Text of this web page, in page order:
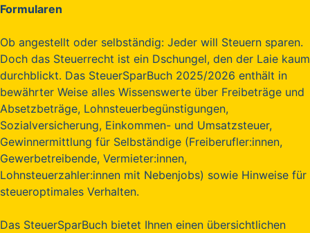
Formularen
Ob angestellt oder selbständig: Jeder will Steuern sparen.
Doch das Steuerrecht ist ein Dschungel, den der Laie kaum
durchblickt. Das SteuerSparBuch 2025/2026 enthält in
bewährter Weise alles Wissenswerte über Freibeträge und
Absetzbeträge, Lohnsteuerbegünstigungen,
Sozialversicherung, Einkommen- und Umsatzsteuer,
Gewinnermittlung für Selbständige (Freiberufler:innen,
Gewerbetreibende, Vermieter:innen,
Lohnsteuerzahler:innen mit Nebenjobs) sowie Hinweise für
steueroptimales Verhalten.
Das SteuerSparBuch bietet Ihnen einen übersichtlichen